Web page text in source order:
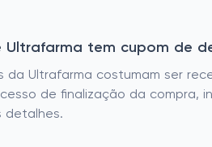
Ultrafarma tem cupom de
da Ultrafarma costumam ser
de finalização da compra,
detalhes.